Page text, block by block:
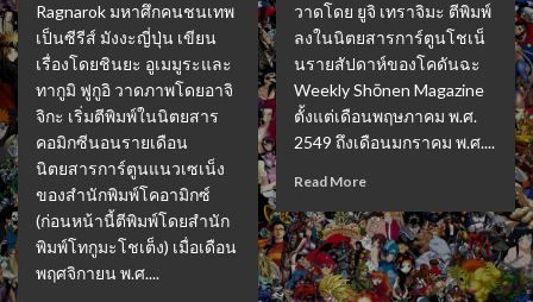
Ragnarok มหาศึกคนชนเทพ
เป็นซีรีส์ มังงะญี่ปุ่น เขียน
เรื่องโดยชินยะ อูเมมูระและ
ทากูมิ ฟูกูอิ วาดภาพโดยอาจิ
จิกะ เริ่มตีพิมพ์ในนิตยสาร
คอมิกซีนอนรายเดือน
นิตยสารการ์ตูนแนวเซเน็ง
ของสำนักพิมพ์โคอามิกซ์
(ก่อนหน้านี้ตีพิมพ์โดยสำนัก
พิมพ์โทกูมะโชเต็ง) เมื่อเดือน
พฤศจิกายน พ.ศ....
วาดโดย ยูจิ เทราจิมะ ตีพิมพ์
ลงในนิตยสารการ์ตูนโชเน็
นรายสัปดาห์ของโคดันฉะ
Weekly Shōnen Magazine
ตั้งแต่เดือนพฤษภาคม พ.ศ.
2549 ถึงเดือนมกราคม พ.ศ....
Read More